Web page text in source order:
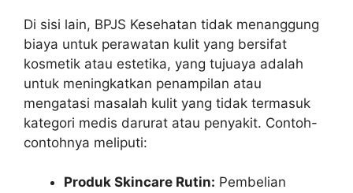
Di sisi lain, BPJS Kesehatan tidak menanggung
biaya untuk perawatan kulit yang bersifat
kosmetik atau estetika, yang tujuaya adalah
untuk meningkatkan penampilan atau
mengatasi masalah kulit yang tidak termasuk
kategori medis darurat atau penyakit. Contoh-
contohnya meliputi:
Produk Skincare Rutin: Pembelian